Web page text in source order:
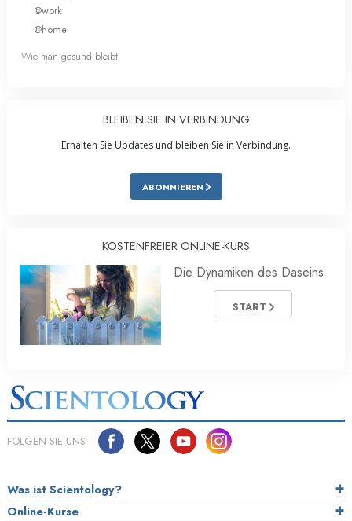
@work
@home
Wie man gesund bleibt
BLEIBEN SIE IN VERBINDUNG
Erhalten Sie Updates und bleiben Sie in Verbindung.
ABONNIEREN
KOSTENFREIER ONLINE-KURS
Die Dynamiken des Daseins
START
FOLGEN SIE UNS
Was ist Scientology?
Online-Kurse